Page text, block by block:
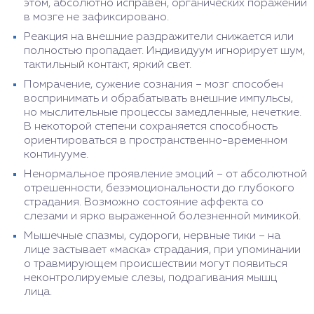
этом, абсолютно исправен, органических поражений
в мозге не зафиксировано.
Реакция на внешние раздражители снижается или
полностью пропадает. Индивидуум игнорирует шум,
тактильный контакт, яркий свет.
Помрачение, сужение сознания – мозг способен
воспринимать и обрабатывать внешние импульсы,
но мыслительные процессы замедленные, нечеткие.
В некоторой степени сохраняется способность
ориентироваться в пространственно-временном
континууме.
Ненормальное проявление эмоций – от абсолютной
отрешенности, безэмоциональности до глубокого
страдания. Возможно состояние аффекта со
слезами и ярко выраженной болезненной мимикой.
Мышечные спазмы, судороги, нервные тики – на
лице застывает «маска» страдания, при упоминании
о травмирующем происшествии могут появиться
неконтролируемые слезы, подрагивания мышц
лица.